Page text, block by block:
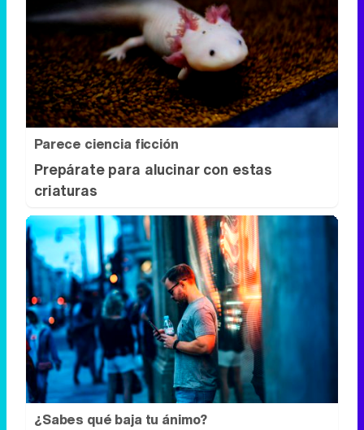
Parece ciencia ficción
Prepárate para alucinar con estas
criaturas
¿Sabes qué baja tu ánimo?